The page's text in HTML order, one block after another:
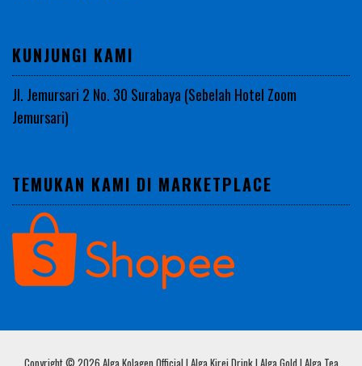
KUNJUNGI KAMI
Jl. Jemursari 2 No. 30 Surabaya (Sebelah Hotel Zoom
Jemursari)
TEMUKAN KAMI DI MARKETPLACE
Copyright © 2026 Alga Kolagen Official | Alga Kirei Drink | Alga Gold | Alga Tea